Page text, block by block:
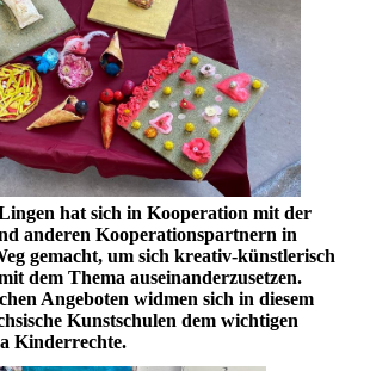
hat sich in Kooperation mit der
anderen Kooperationspartnern in
gemacht, um sich kreativ-künstlerisch
dem Thema auseinanderzusetzen.
Angeboten widmen sich in diesem
Kunstschulen dem wichtigen
Kinderrechte.